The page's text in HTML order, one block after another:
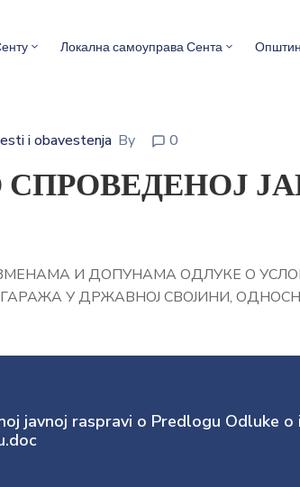
Локална самоуправа Сента
i obavestenja By 0
И ДОПУНАМА ОДЛУКЕ О
У ДРЖАВНОЈ СВОЈИНИ,
javnoj raspravi o Predlogu Odluke o